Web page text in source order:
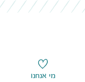
מי אנחנו